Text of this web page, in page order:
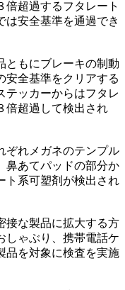
倍超過するフタレート
は安全基準を通過でき
ともにブレーキの制動
安全基準をクリアする
テッカーからはフタレ
倍超過して検出され
ぞれメガネのテンプル
鼻あてパッドの部分か
ト系可塑剤が検出され
接な製品に拡大する方
しゃぶり、携帯電話ケ
品を対象に検査を実施